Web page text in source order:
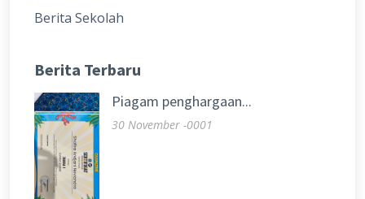
Berita Sekolah
Berita Terbaru
Piagam penghargaan...
30 November -0001